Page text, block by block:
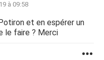
à 09:58
et en espérer un
le faire ? Merci